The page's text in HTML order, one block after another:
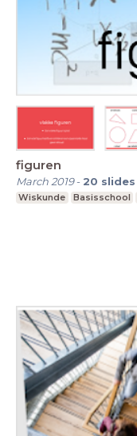
figuren
March 2019- 20 slides
Wiskunde Basisschool